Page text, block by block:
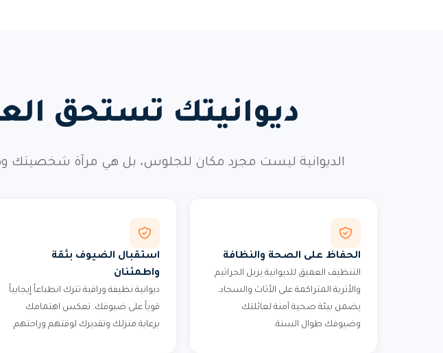
ديوانيتك تستحق
الديوانية ليست مجرد مكان للجلوس، بل هي مرآة شخصيتك
الحفاظ على الصحة والنظافة
التنظيف العميق للديوانية يزيل الجراثيم
والأتربة المتراكمة على الأثاث والسجاد.
يضمن بيئة صحية آمنة لعائلتك
وضيوفك طوال السنة.
استقبال الضيوف بثقة
واطمئنان
ديوانية نظيفة وراقية تترك انطباعاً إيجابياً
قوياً على ضيوفك. تعكس اهتمامك
برعاية منزلك وتقديرك لوقتهم وراحتهم.